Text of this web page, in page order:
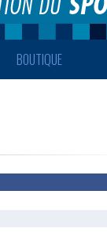
BOUTIQUE